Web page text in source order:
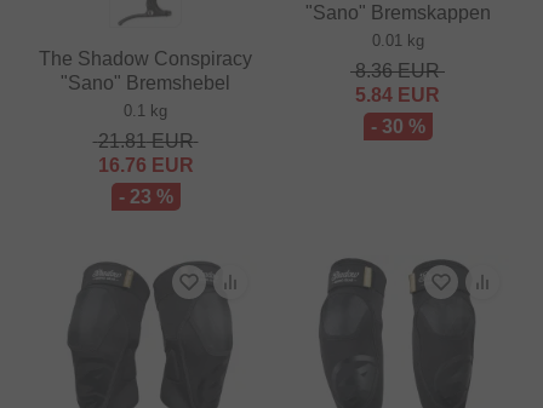
The Shadow Conspiracy
"Sano" Bremshebel
0.1 kg
21.81EUR
16.76 EUR
- 23 %
"Sano" Bremskappen
0.01 kg
8.36EUR
5.84 EUR
- 30 %